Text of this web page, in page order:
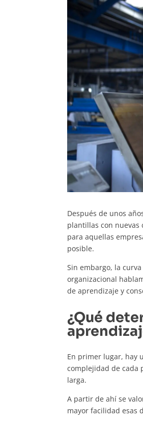
Después de unos
plantillas con nuevas
para aquellas
posible.
Sin embargo, la
organizacional
de aprendizaje y
¿Qué
En primer lugar, hay
complejidad de cada
larga.
A partir de ahí se
mayor facilidad esas